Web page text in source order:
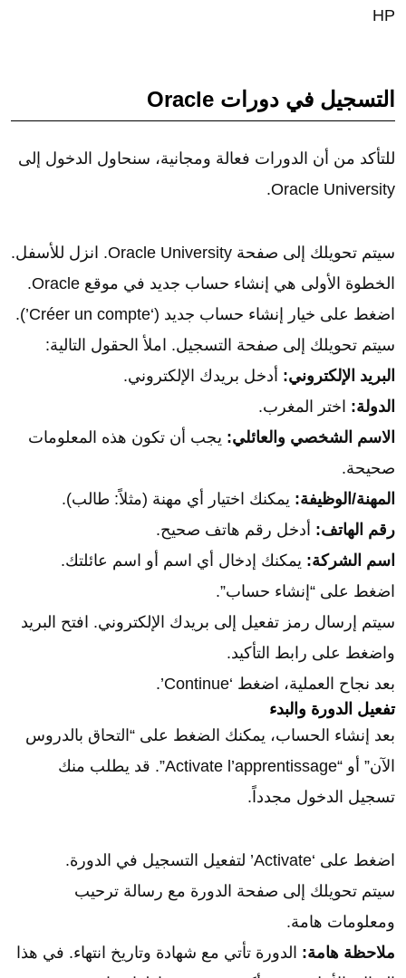
HP
التسجيل في دورات Oracle
للتأكد من أن الدورات فعالة ومجانية، سنحاول الدخول إلى
Oracle University.
سيتم تحويلك إلى صفحة Oracle University. انزل للأسفل.
الخطوة الأولى هي إنشاء حساب جديد في موقع Oracle.
اضغط على خيار إنشاء حساب جديد (‘Créer un compte’).
سيتم تحويلك إلى صفحة التسجيل. املأ الحقول التالية:
البريد الإلكتروني: أدخل بريدك الإلكتروني.
الدولة: اختر المغرب.
الاسم الشخصي والعائلي: يجب أن تكون هذه المعلومات
صحيحة.
المهنة/الوظيفة: يمكنك اختيار أي مهنة (مثلاً: طالب).
رقم الهاتف: أدخل رقم هاتف صحيح.
اسم الشركة: يمكنك إدخال أي اسم أو اسم عائلتك.
اضغط على “إنشاء حساب”.
سيتم إرسال رمز تفعيل إلى بريدك الإلكتروني. افتح البريد
واضغط على رابط التأكيد.
بعد نجاح العملية، اضغط ‘Continue’.
تفعيل الدورة والبدء
بعد إنشاء الحساب، يمكنك الضغط على “التحاق بالدروس
الآن” أو “Activate l’apprentissage”. قد يطلب منك
تسجيل الدخول مجدداً.
اضغط على ‘Activate’ لتفعيل التسجيل في الدورة.
سيتم تحويلك إلى صفحة الدورة مع رسالة ترحيب
ومعلومات هامة.
ملاحظة هامة: الدورة تأتي مع شهادة وتاريخ انتهاء. في هذا